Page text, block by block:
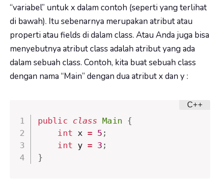
“variabel” untukx dalam contoh (seperti yang terlihat
di bawah). Itu sebenarnya merupakan atribut atau
properti atau fields di dalam class. Atau Anda juga bisa
menyebutnya atribut class adalah atribut yang ada
dalam sebuah class. Contoh, kita buat sebuah class
dengan nama “Main” dengan dua atributx dan y:
public class Main {
int x = 5 ;
int y = 3 ;
}